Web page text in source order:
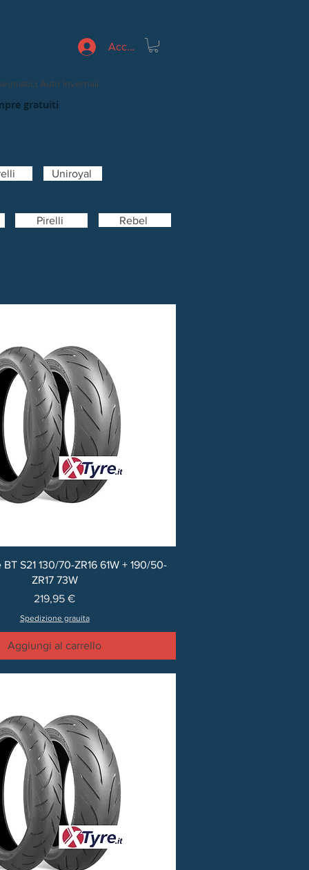
Accedi
Auto Invernali
gratuiti
Uniroyal
Pirelli Rebel
S21 130/70-ZR16 61W + 190/50-
ZR17 73W
Prezzo
219,95 €
Spedizione grauita
Aggiungi al carrello